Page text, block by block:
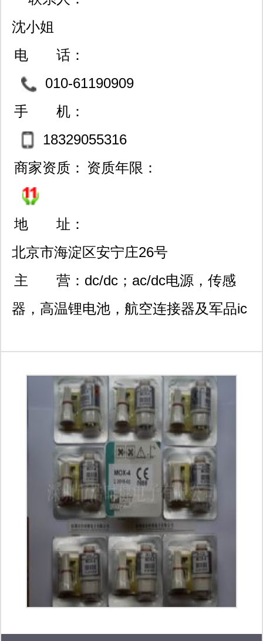
沈小姐
电 话：
010-61190909
手 机：
18329055316
商家资质： 资质年限：
地 址：
北京市海淀区安宁庄26号
悦moma701室
主 营： dc/dc；ac/dc电源，传感
器，高温锂电池，航空连接器及军品ic
aerospace,mutara,cosel,eie电源模块;
电池 ei-electrochem,saft,tadiran,ep-
engineered power ; 传感器
kulite,kistler,paine,gp:50,omron
sensor; 连接器 amphenol,tyco-te,fci,j-
tech; ics
digital,mini-circuits